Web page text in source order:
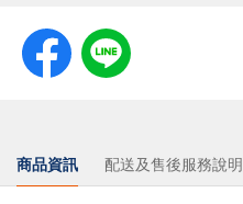
商品資訊 配送及售後服務說明